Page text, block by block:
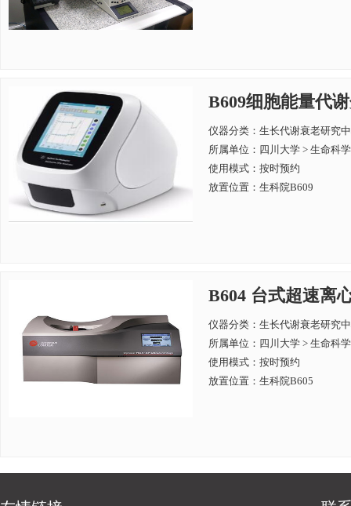
B609细胞能量代
仪器分类：生长代谢衰老研究
所属单位： 四川大学 > 生命科
使用模式：按时预约
放置位置：生科院B609
B604 台式超速离
仪器分类：生长代谢衰老研究
所属单位： 四川大学 > 生命科
使用模式：按时预约
放置位置：生科院B605